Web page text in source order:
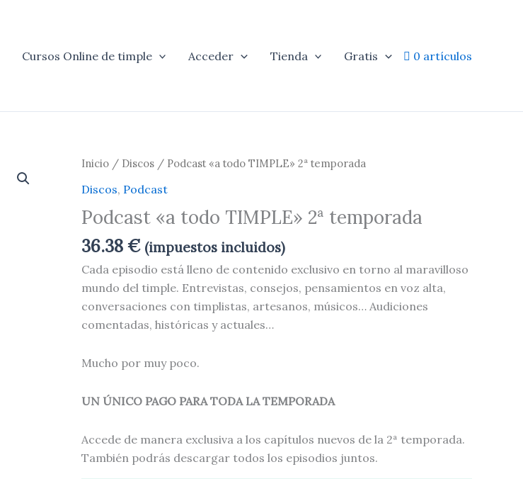
Cursos Online de timple Acceder Tienda Gratis 0 artículos
Inicio / Discos / Podcast «a todo TIMPLE» 2ª temporada
Discos, Podcast
Podcast «a todo TIMPLE» 2ª temporada
36.38€ (impuestos incluidos)
Cada episodio está lleno de contenido exclusivo en torno al maravilloso
mundo del timple. Entrevistas, consejos, pensamientos en voz alta,
conversaciones con timplistas, artesanos, músicos… Audiciones
comentadas, históricas y actuales…
Mucho por muy poco.
UN ÚNICO PAGO PARA TODA LA TEMPORADA
Accede de manera exclusiva a los capítulos nuevos de la 2ª temporada.
También podrás descargar todos los episodios juntos.
Podcast
TIMPLE"
2ª
temporada
cantidad